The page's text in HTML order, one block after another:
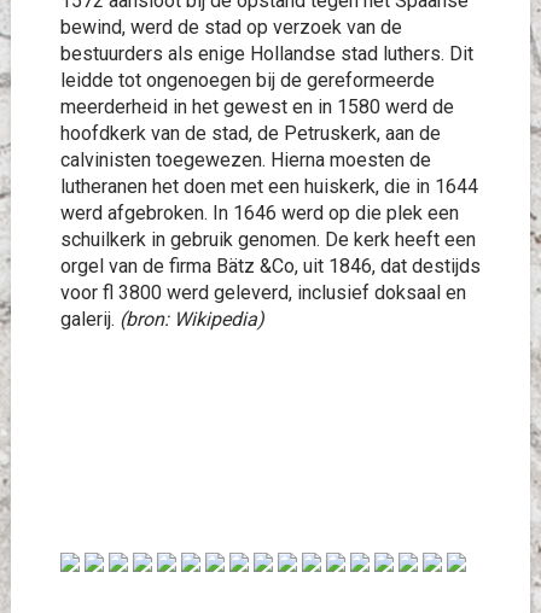
bewind, werd de stad op verzoek van de
bestuurders als enige Hollandse stad luthers. Dit
leidde tot ongenoegen bij de gereformeerde
meerderheid in het gewest en in 1580 werd de
hoofdkerk van de stad, de Petruskerk, aan de
calvinisten toegewezen. Hierna moesten de
lutheranen het doen met een huiskerk, die in 1644
werd afgebroken. In 1646 werd op die plek een
schuilkerk in gebruik genomen. De kerk heeft een
orgel van de firma Bätz &Co, uit 1846, dat destijds
voor fl 3800 werd geleverd, inclusief doksaal en
galerij. (bron: Wikipedia)